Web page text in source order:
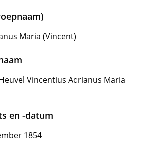
Maria (Vincent)
Vincentius Adrianus Maria
en -datum
1854